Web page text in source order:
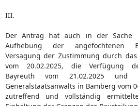
III.
Der Antrag hat auch in der
Aufhebung der angefochtenen
Versagung der Zustimmung durch
vom 20.02.2025, die Verfügung
Bayreuth vom 21.02.2025 und
Generalstaatsanwalts in Bamberg vom
zutreffend und vollständig